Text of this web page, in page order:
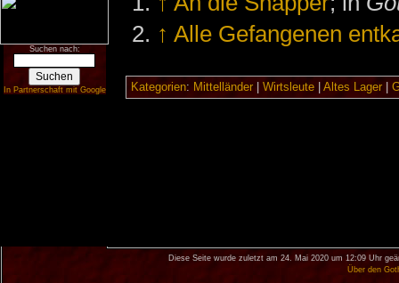
Suchen nach:
In Partnerschaft mit Google
↑ Alle Gefangenen
Kategorien: Mittelländer| Wirtsleute| Altes Lager|
Diese Seite wurde zuletzt am 24. Mai 2020 um 12:09 Uhr
Über den